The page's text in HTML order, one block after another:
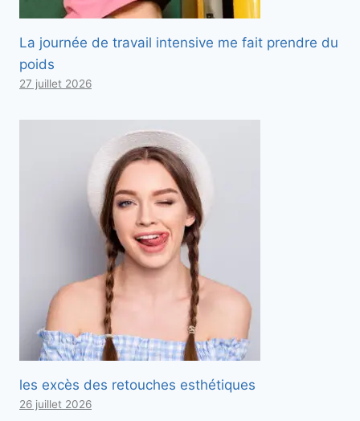
La journée de travail intensive me fait prendre du
poids
27 juillet 2026
les excès des retouches esthétiques
26 juillet 2026